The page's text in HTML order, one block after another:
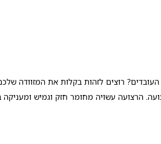
רוצים לזהות בקלות את המזוודה
הרצועה עשויה מחומר חזק וגמיש ומעניקה